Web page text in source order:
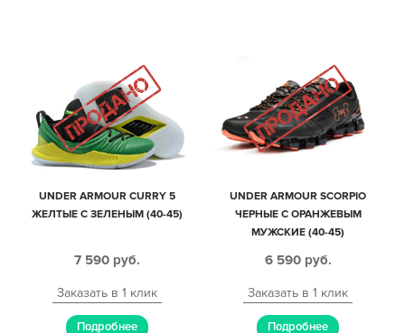
UNDER ARMOUR CURRY 5
ЖЕЛТЫЕ С ЗЕЛЕНЫМ (40-45)
7 590 руб.
Заказать в 1 клик
Подробнее
UNDER ARMOUR SCORPIO
ЧЕРНЫЕ С ОРАНЖЕВЫМ
МУЖСКИЕ (40-45)
6 590 руб.
Заказать в 1 клик
Подробнее